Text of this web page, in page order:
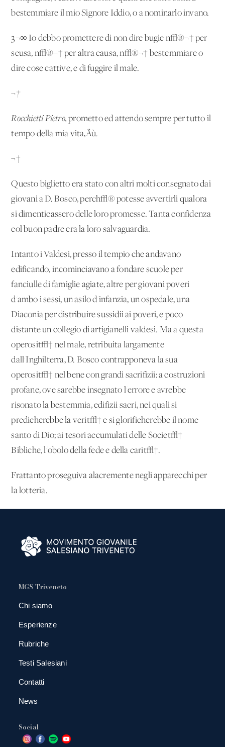
bestemmiare il mio Signore Iddio, o a nominarlo invano.
3¬∞ Io debbo promettere di non dire bugie n√®¬† per
scusa, n√®¬† per altra causa, n√®¬† bestemmiare o
dire cose cattive, e di fuggire il male.
¬†
Rocchietti Pietro,prometto ed attendo sempre per tutto il
tempo della mia vita‚Äù.
¬†
Questo biglietto era stato con altri molti consegnato dai
giovani a D. Bosco, perch√® potesse avvertirli qualora
si dimenticassero delle loro promesse. Tanta confidenza
col buon padre era la loro salvaguardia.
Intanto i Valdesi, presso il tempio che andavano
edificando, incominciavano a fondare scuole per
fanciulle di famiglie agiate, altre per giovani poveri
d'ambo i sessi, un asilo d'infanzia, un ospedale, una
Diaconiaper distribuire sussidii ai poveri, e poco
distante un collegio di artigianelli valdesi. Ma a questa
operosit√† nel male, retribuita largamente
dall'Inghilterra, D. Bosco contrapponeva la sua
operosit√† nel bene con grandi sacrifizii: a costruzioni
profane, ove sarebbe insegnato l'errore e avrebbe
risonato la bestemmia, edifizii sacri, nei quali si
predicherebbe la verit√† e si glorificherebbe il nome
santo di Dio; ai tesori accumulati delle Societ√†
Bibliche, l'obolo della fede e della carit√†.
Frattanto proseguiva alacremente negli apparecchi per
la lotteria.
MGS Triveneto
Chi siamo
Esperienze
Rubriche
Testi Salesiani
Contatti
News
Social